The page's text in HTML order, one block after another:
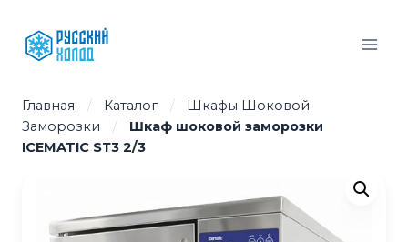
содержимому
Главная / Каталог /
Шкафы Шоковой
Заморозки
/
Шкаф шоковой заморозки
ICEMATIC SТ3 2/3